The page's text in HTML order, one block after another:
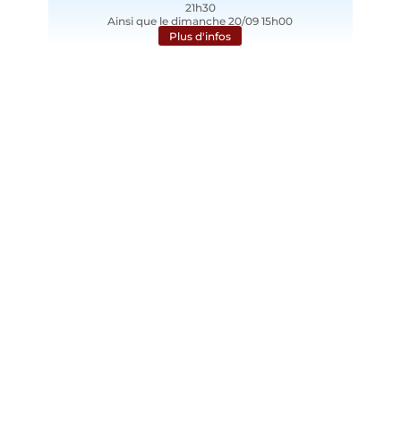
21h30
Ainsi que le dimanche 20/09 15h00
Plus d'infos